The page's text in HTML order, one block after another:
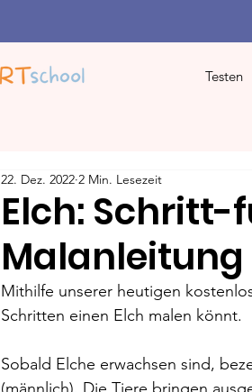
Testen
Elch:
Malanleitung
22. Dez. 2022 2 Min. Lesezeit
Mithilfe unserer heutigen
Schritten einen Elch malen könnt.
Sobald Elche erwachsen sind,